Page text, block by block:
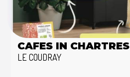
CAFES IN CHARTRES
LE COUDRAY